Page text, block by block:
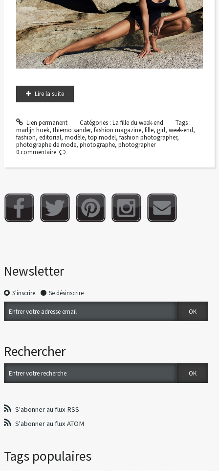
Lire la suite
Lien permanent Catégories : La fille du week-end
Tags :
marlijn hoek, thiemo sander, fashion magazine, fille, girl, week-end,
fashion, editorial, modèle, top model, fashion photographer,
photographe de mode, photographe, photographer
0 commentaire
Newsletter
S'inscrire Se désinscrire
Rechercher
S'abonner au flux RSS
S'abonner au flux ATOM
Tags populaires